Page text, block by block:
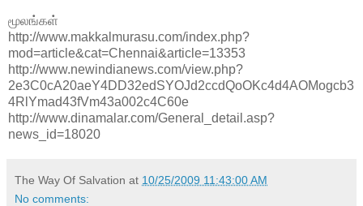
மூலங்கள்
http://www.makkalmurasu.com/index.php?
mod=article&cat=Chennai&article=13353
http://www.newindianews.com/view.php?
2e3C0cA20aeY4DD32edSYOJd2ccdQoOKc4d4AOMogcb3
4RlYmad43fVm43a002c4C60e
http://www.dinamalar.com/General_detail.asp?
news_id=18020
The Way Of Salvation at 10/25/2009 11:43:00 AM
No comments: